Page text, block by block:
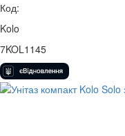
Код:
Kolo
7KOL1145